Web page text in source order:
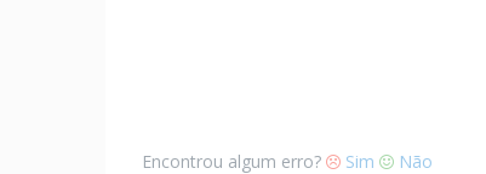
Encontrou algum erro? Sim Não